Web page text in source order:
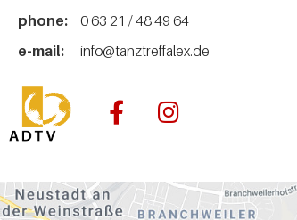
phone:
0 63 21 / 48 49 64
e-mail:
info@tanztreffalex.de